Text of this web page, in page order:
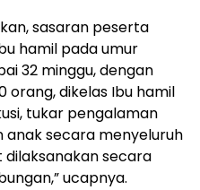
sasaran peserta
hamil pada umur
32 minggu, dengan
orang, dikelas Ibu hamil
tukar pengalaman
secara menyeluruh
secara
ucapnya.